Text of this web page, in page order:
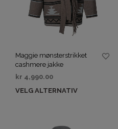
Maggie mønsterstrikket
cashmere jakke
kr 4,990.00
VELG ALTERNATIV